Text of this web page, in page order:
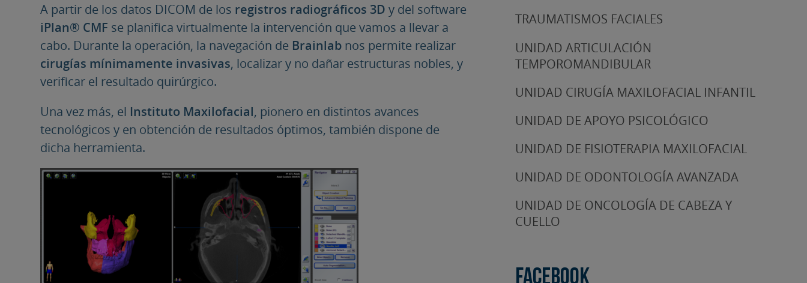
A partir de los datos DICOM de los registros radiográficos 3Dy del software
iPlan® CMF se planifica virtualmente la intervención que vamos a llevar a
cabo. Durante la operación, la navegación de Brainlab nos permite realizar
cirugías mínimamente invasivas, localizar y no dañar estructuras nobles, y
verificar el resultado quirúrgico.
Una vez más, el Instituto Maxilofacial, pionero en distintos avances
tecnológicos y en obtención de resultados óptimos, también dispone de
dicha herramienta.
TRAUMATISMOS FACIALES
UNIDAD ARTICULACIÓN
TEMPOROMANDIBULAR
UNIDAD CIRUGÍA MAXILOFACIAL INFANTIL
UNIDAD DE APOYO PSICOLÓGICO
UNIDAD DE FISIOTERAPIA MAXILOFACIAL
UNIDAD DE ODONTOLOGÍA AVANZADA
UNIDAD DE ONCOLOGÍA DE CABEZA Y
CUELLO
Facebook